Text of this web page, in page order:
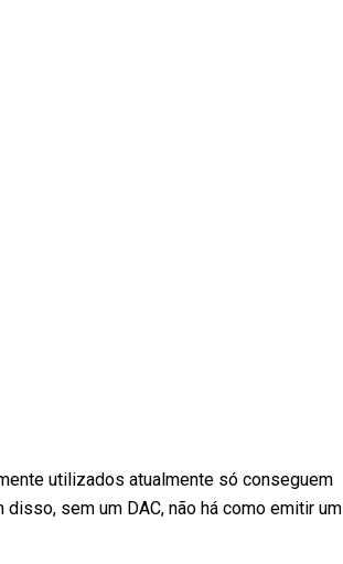
utilizados atualmente só conseguem
sem um DAC, não há como emitir um